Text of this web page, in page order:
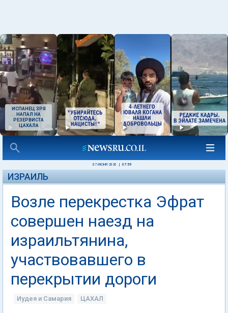
ИСПАНЕЦ ЗРЯ
НАПАЛ НА
РЕЗЕРВИСТА
ЦАХАЛА
07 ИЮНЯ 2026 07:59
ИЗРАИЛЬ
Возле перекрестка Эфрат
совершен наезд на
израильтянина,
участвовавшего в
перекрытии дороги
Иудея и Самария ЦАХАЛ